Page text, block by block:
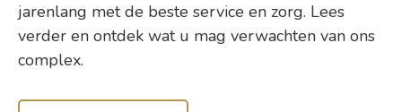
jarenlang met de beste service en zorg. Lees
verder en ontdek wat u mag verwachten van ons
complex.